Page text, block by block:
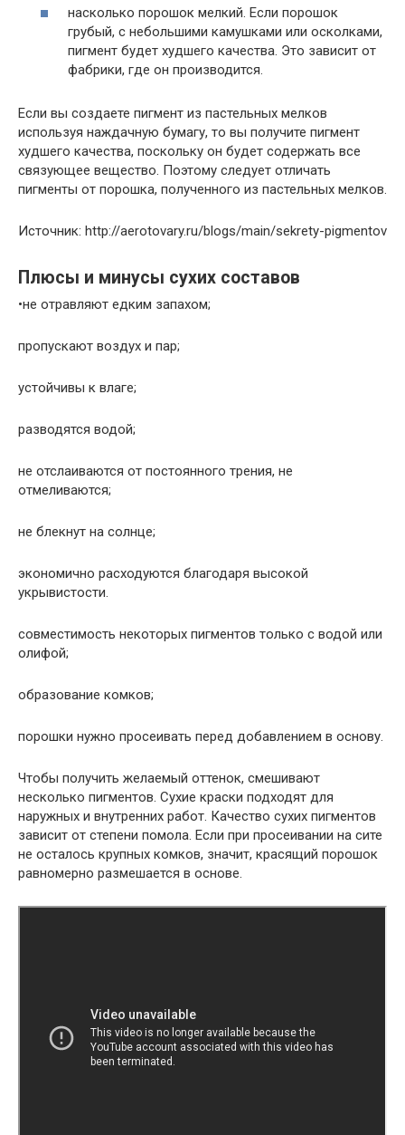
насколько порошок мелкий. Если порошок
грубый, с небольшими камушками или осколками,
пигмент будет худшего качества. Это зависит от
фабрики, где он производится.
Если вы создаете пигмент из пастельных мелков
используя наждачную бумагу, то вы получите пигмент
худшего качества, поскольку он будет содержать все
связующее вещество. Поэтому следует отличать
пигменты от порошка, полученного из пастельных мелков.
Источник: http://aerotovary.ru/blogs/main/sekrety-pigmentov
Плюсы и минусы сухих составов
•не отравляют едким запахом;
пропускают воздух и пар;
устойчивы к влаге;
разводятся водой;
не отслаиваются от постоянного трения, не
отмеливаются;
не блекнут на солнце;
экономично расходуются благодаря высокой
укрывистости.
совместимость некоторых пигментов только с водой или
олифой;
образование комков;
порошки нужно просеивать перед добавлением в основу.
Чтобы получить желаемый оттенок, смешивают
несколько пигментов. Сухие краски подходят для
наружных и внутренних работ. Качество сухих пигментов
зависит от степени помола. Если при просеивании на сите
не осталось крупных комков, значит, красящий порошок
равномерно размешается в основе.